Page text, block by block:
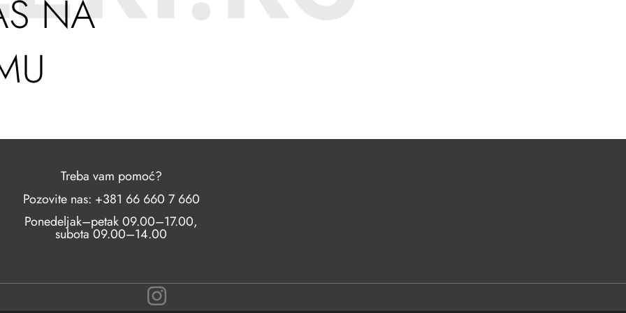
NA
Treba vam pomoć?
Pozovite nas: +381 66 660 7 660
Ponedeljak–petak 09.00–17.00,
subota 09.00–14.00